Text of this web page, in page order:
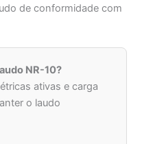
de conformidade com
NR-10?
ativas e carga
o laudo